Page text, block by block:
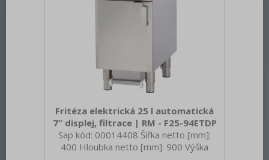
Fritéza elektrická 25 l automatická
7” displej, filtrace | RM - F25-94ETDP
Sap kód: 00014408 Šířka netto [mm]:
400 Hloubka netto [mm]: 900 Výška